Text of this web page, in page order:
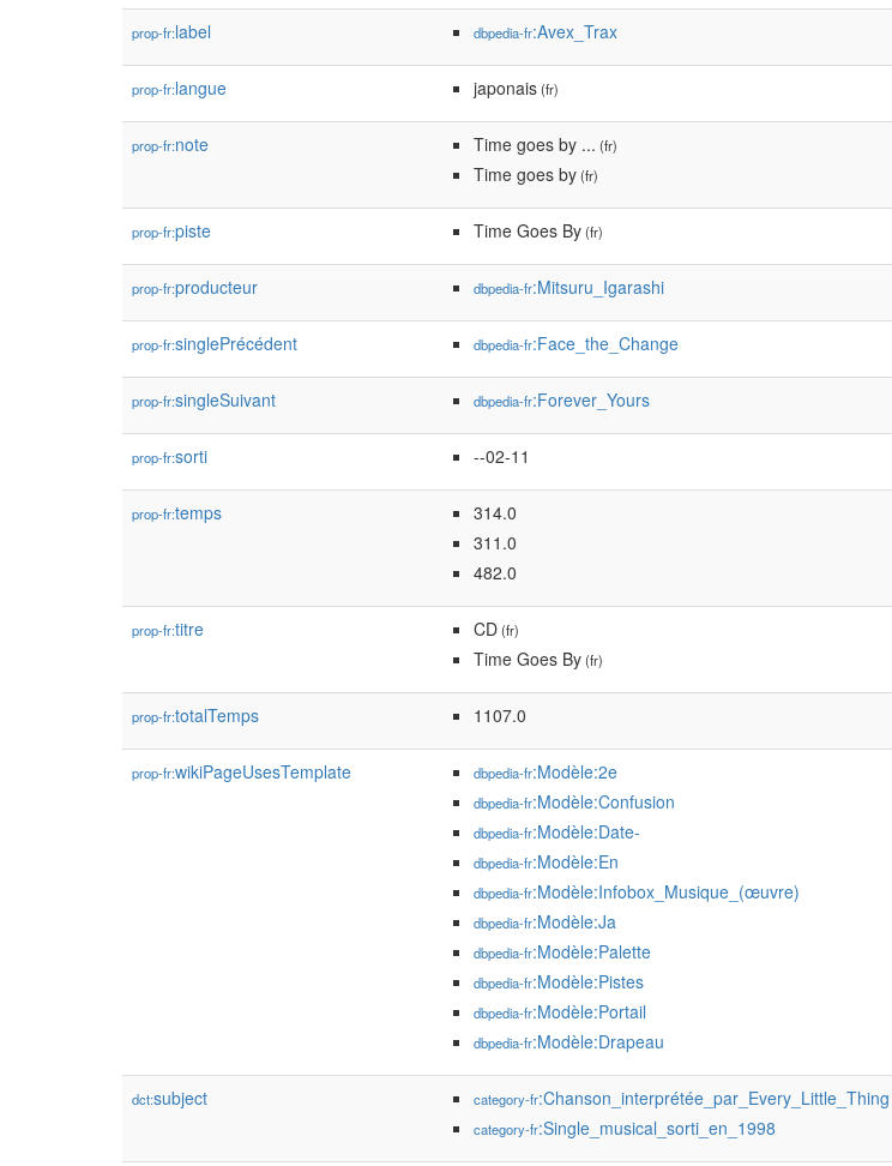
prop-fr:label dbpedia-fr:Avex_Trax
prop-fr:langue japonais(fr)
prop-fr:note Time goes by ... (fr)
Time goes by(fr)
prop-fr:piste Time Goes By(fr)
prop-fr:producteur dbpedia-fr:Mitsuru_Igarashi
prop-fr:singlePrécédent dbpedia-fr:Face_the_Change
prop-fr:singleSuivant dbpedia-fr:Forever_Yours
prop-fr:sorti --02-11
prop-fr:temps
314.0
311.0
482.0
prop-fr:titre CD(fr)
Time Goes By(fr)
prop-fr:totalTemps 1107.0
prop-fr:wikiPageUsesTemplate dbpedia-fr:Modèle:2e
dbpedia-fr:Modèle:Confusion
dbpedia-fr:Modèle:Date-
dbpedia-fr:Modèle:En
dbpedia-fr:Modèle:Infobox_Musique_(œuvre)
dbpedia-fr:Modèle:Ja
dbpedia-fr:Modèle:Palette
dbpedia-fr:Modèle:Pistes
dbpedia-fr:Modèle:Portail
dbpedia-fr:Modèle:Drapeau
dct:subject category-fr:Chanson_interprétée_par_Every_Little_Thing
category-fr:Single_musical_sorti_en_1998